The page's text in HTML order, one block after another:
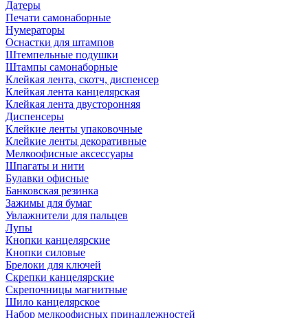
Датеры
Печати самонаборные
Нумераторы
Оснастки для штампов
Штемпельные подушки
Штампы самонаборные
Клейкая лента, скотч, диспенсер
Клейкая лента канцелярская
Клейкая лента двусторонняя
Диспенсеры
Клейкие ленты упаковочные
Клейкие ленты декоративные
Мелкоофисные аксессуары
Шпагаты и нити
Булавки офисные
Банковская резинка
Зажимы для бумаг
Увлажнители для пальцев
Лупы
Кнопки канцелярские
Кнопки силовые
Брелоки для ключей
Скрепки канцелярские
Скрепочницы магнитные
Шило канцелярское
Набор мелкоофисных принадлежностей